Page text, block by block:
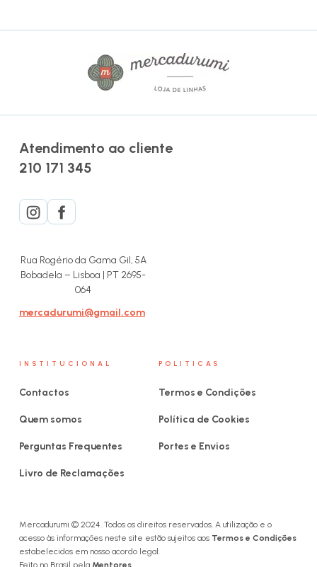
Atendimento ao cliente
210 171 345
Rua Rogério da Gama Gil, 5A
Bobadela – Lisboa | PT 2695-
064
mercadurumi@gmail.com
INSTITUCIONAL
Contactos
Quem somos
Perguntas Frequentes
Livro de Reclamações
POLITICAS
Termos e Condições
Política de Cookies
Portes e Envios
Mercadurumi © 2024. Todos os direitos reservados. A utilização e o
acesso às informações neste site estão sujeitos aos Termos e Condições
estabelecidos em nosso acordo legal.
Feito no Brasil pela Mentores